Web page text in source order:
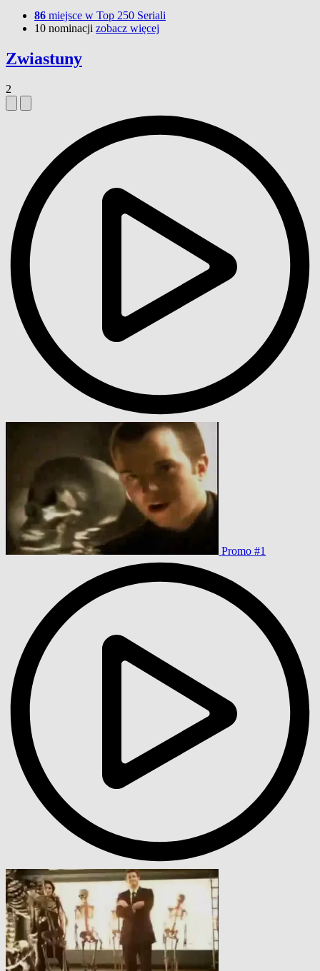
86 miejsce w Top 250 Seriali
10 nominacji zobacz więcej
Zwiastuny
2
Promo #1